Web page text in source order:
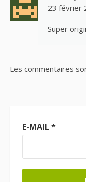
23 février
Super
Les commentaires
E-MAIL *